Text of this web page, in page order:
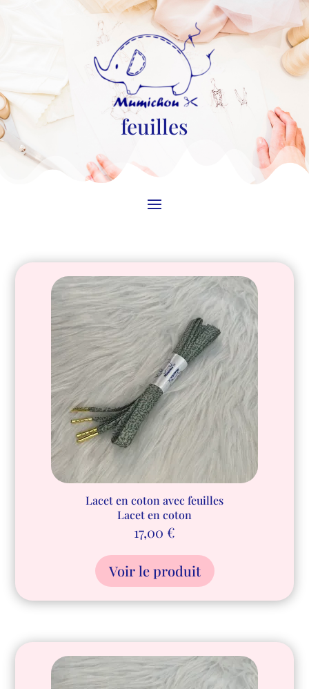
feuilles
Lacet en coton avec feuilles
Lacet en coton
17,00 €
Voir le produit